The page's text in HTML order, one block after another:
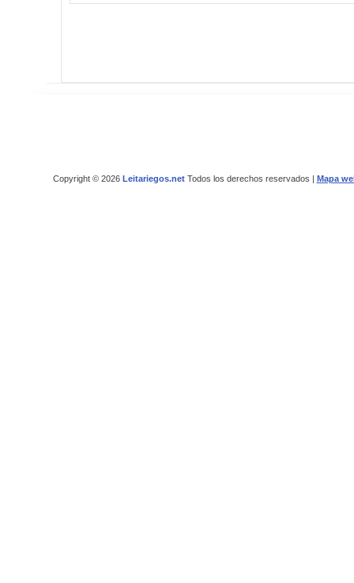
Copyright © 2026 Leitariegos.netTodos los derechos reservados | Mapa